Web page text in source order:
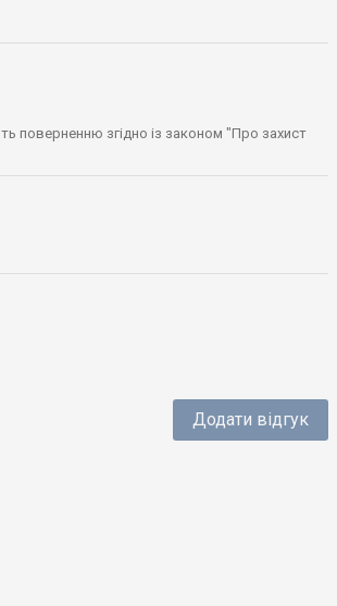
поверненню згідно із законом "Про захист
Додати відгук